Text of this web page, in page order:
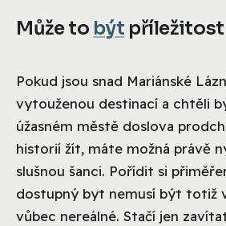
Může to být příležitost
Pokud jsou snad Mariánské
vytouženou destinací a chtěli
úžasném městě doslova
historií žít, máte možná právě
slušnou šanci. Pořídit si
dostupný byt nemusí být totiž
vůbec nereálné. Stačí jen